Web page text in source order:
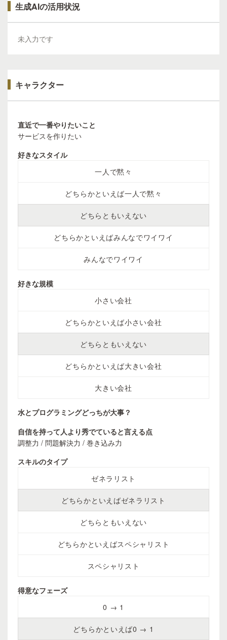
生成AIの活用状況
未入力です
キャラクター
直近で一番やりたいこと
サービスを作りたい
好きなスタイル
一人で黙々
どちらかといえば一人で黙々
どちらともいえない
どちらかといえばみんなでワイワイ
みんなでワイワイ
好きな規模
小さい会社
どちらかといえば小さい会社
どちらともいえない
どちらかといえば大きい会社
大きい会社
水とプログラミングどっちが大事？
自信を持って人より秀でていると言える点
調整力 / 問題解決力 / 巻き込み力
スキルのタイプ
ゼネラリスト
どちらかといえばゼネラリスト
どちらともいえない
どちらかといえばスペシャリスト
スペシャリスト
得意なフェーズ
0 → 1
どちらかといえば0 → 1